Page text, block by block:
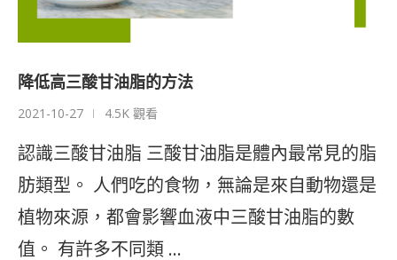
降低高三酸甘油脂的方法
2021-10-27 4.5K 觀看
認識三酸甘油脂 三酸甘油脂是體內最常見的脂
肪類型。 人們吃的食物，無論是來自動物還是
植物來源，都會影響血液中三酸甘油脂的數
值。 有許多不同類 …